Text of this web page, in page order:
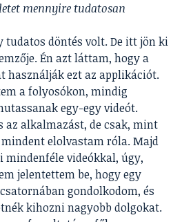
mennyire tudatosan
tudatos döntés volt. De itt jön ki
Én azt láttam, hogy a
használják ezt az applikációt.
a folyosókon, mindig
egy-egy videót.
alkalmazást, de csak, mint
elolvastam róla. Majd
mindenféle videókkal, úgy,
jelentettem be, hogy egy
gondolkodom, és
kihozni nagyobb dolgokat.